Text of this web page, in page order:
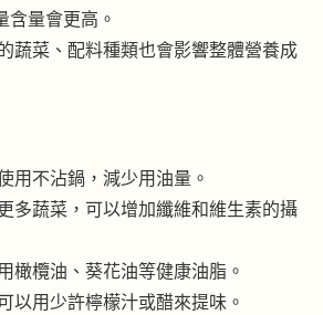
含量會更高。
蔬菜、配料種類也會影響整體營養成
用不沾鍋，減少用油量。
多蔬菜，可以增加纖維和維生素的攝
橄欖油、葵花油等健康油脂。
以用少許檸檬汁或醋來提味。